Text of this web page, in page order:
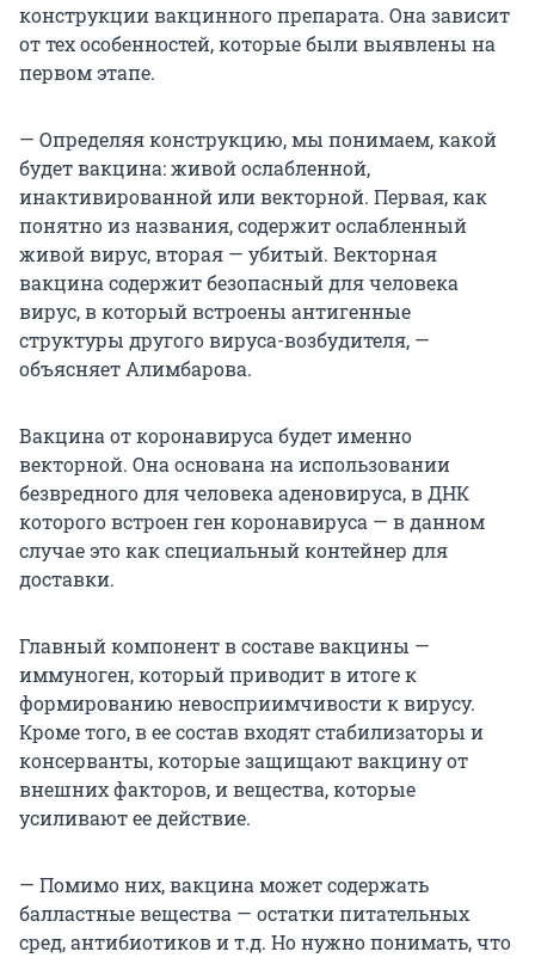
конструкции вакцинного препарата. Она зависит
от тех особенностей, которые были выявлены на
первом этапе.
— Определяя конструкцию, мы понимаем, какой
будет вакцина: живой ослабленной,
инактивированной или векторной. Первая, как
понятно из названия, содержит ослабленный
живой вирус, вторая — убитый. Векторная
вакцина содержит безопасный для человека
вирус, в который встроены антигенные
структуры другого вируса-возбудителя, —
объясняет Алимбарова.
Вакцина от коронавируса будет именно
векторной. Она основана на использовании
безвредного для человека аденовируса, в ДНК
которого встроен ген коронавируса — в данном
случае это как специальный контейнер для
доставки.
Главный компонент в составе вакцины —
иммуноген, который приводит в итоге к
формированию невосприимчивости к вирусу.
Кроме того, в ее состав входят стабилизаторы и
консерванты, которые защищают вакцину от
внешних факторов, и вещества, которые
усиливают ее действие.
— Помимо них, вакцина может содержать
балластные вещества — остатки питательных
сред, антибиотиков и т.д. Но нужно понимать, что